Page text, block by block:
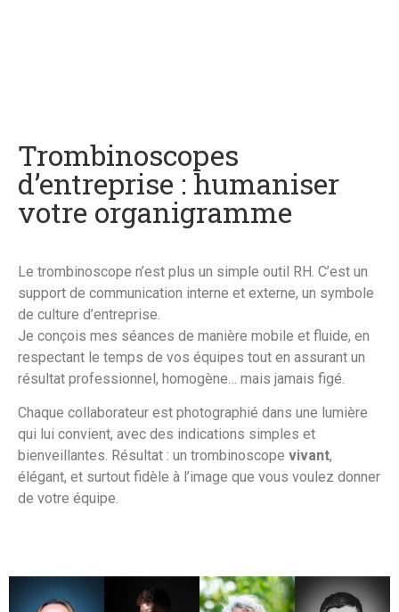
Trombinoscopes
d’entreprise : humaniser
votre organigramme
Le trombinoscope n’est plus un simple outil RH. C’est un
support de communication interne et externe, un symbole
de culture d’entreprise.
Je conçois mes séances de manière mobile et fluide, en
respectant le temps de vos équipes tout en assurant un
résultat professionnel, homogène… mais jamais figé.
Chaque collaborateur est photographié dans une lumière
qui lui convient, avec des indications simples et
bienveillantes. Résultat : un trombinoscope vivant,
élégant, et surtout fidèle à l’image que vous voulez donner
de votre équipe.